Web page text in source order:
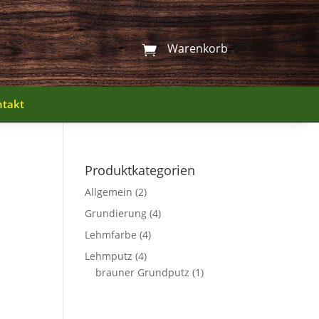
 Warenkorb
 Warenkorb
Produktkategorien
Allgemein (2)
Grundierung (4)
Lehmfarbe (4)
Lehmputz (4)
brauner Grundputz (1)